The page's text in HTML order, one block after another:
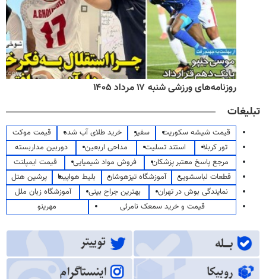
روزنامه‌های ورزشی شنبه ۱۷ مرداد ۱۴۰۵
تبلیغات
قیمت شیشه سکوریت سفیر خرید طلای آب شده
قیمت موکت
تور کربلا
استند تسلیت مداحی اربعین
دوربین مداربسته
مرجع پاسخ معتبر پزشکان
فروش مواد شیمیایی
قیمت ایمپلنت
قطعات لباسشویی
آموزشگاه تیزهوشان بلیط هواپیما
پرشین هتل
نمایندگی بوش در تهران
بهترین جراح بینی
آموزشگاه زبان ملل
قیمت و خرید سمعک نامرئی
مهرینو